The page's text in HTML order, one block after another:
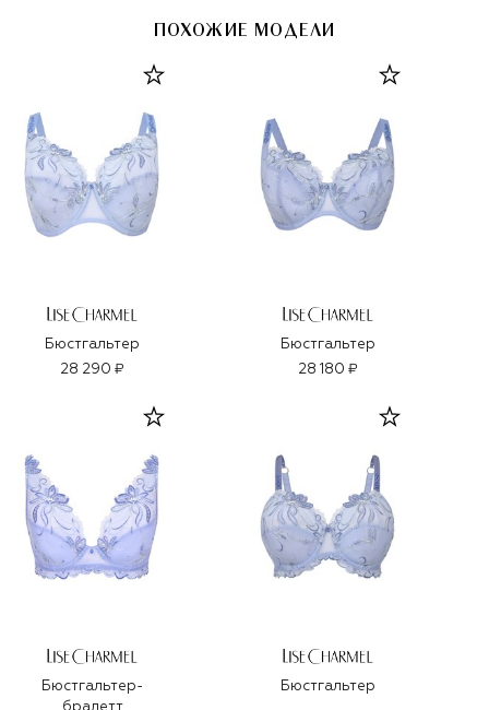
ПОХОЖИЕ МОДЕЛИ
Бюстгальтер
28 290 ₽
Бюстгальтер
28 180 ₽
Бюстгальтер-
бралетт
Бюстгальтер